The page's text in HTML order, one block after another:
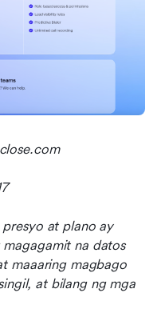
at plano ay
magagamit na datos
maaaring magbago
at bilang ng mga